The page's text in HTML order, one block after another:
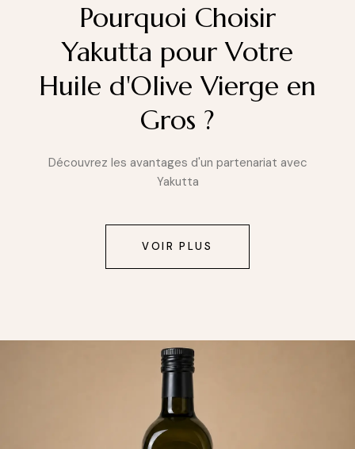
Pourquoi Choisir
Yakutta pour Votre
Huile d'Olive Vierge en
Gros ?
Découvrez les avantages d'un partenariat avec
Yakutta
VOIR PLUS